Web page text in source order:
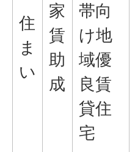
住
ま
い
家
賃
助
成
帯向
け地
域優
良賃
貸住
宅